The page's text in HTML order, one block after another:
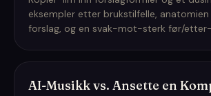
eksempler etter brukstilfelle,
forslag, og en svak-mot-sterk før/
AI-Musikk vs. Ansette en